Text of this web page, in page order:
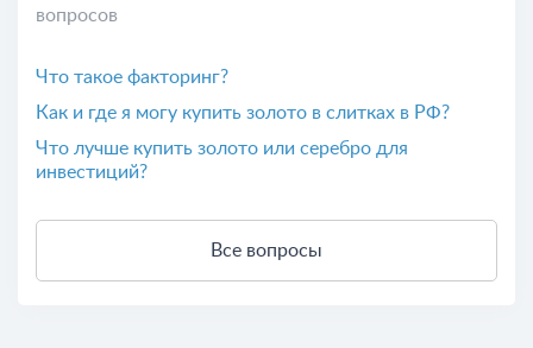
вопросов
Что такое факторинг?
Как и где я могу купить золото в слитках в РФ?
Что лучше купить золото или серебро для
инвестиций?
Все вопросы